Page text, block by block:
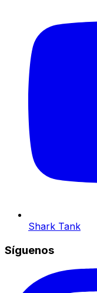
Shark Tank
Síguenos